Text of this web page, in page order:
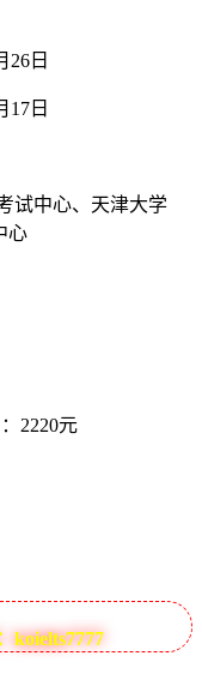
日
日
中心、天津大学
心
2220元
koielts7777